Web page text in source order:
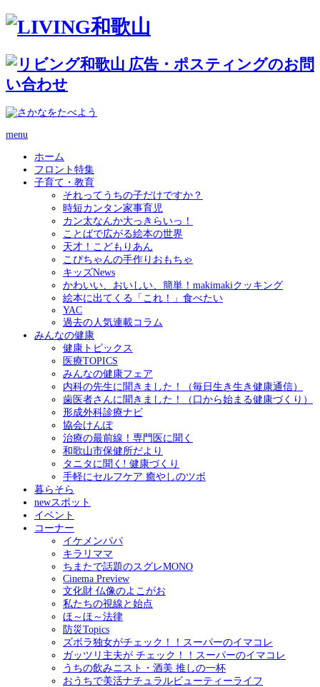
menu
ホーム
フロント特集
子育て・教育
それってうちの子だけですか？
時短カンタン家事育児
カン太なんか大っきらいっ！
ことばで広がる絵本の世界
天才！こどもりあん
こぴちゃんの手作りおもちゃ
キッズNews
かわいい、おいしい、簡単！makimakiクッキング
絵本に出てくる「これ！」食べたい
YAC
過去の人気連載コラム
みんなの健康
健康トピックス
医療TOPICS
みんなの健康フェア
内科の先生に聞きました！（毎日生き生き健康通信）
歯医者さんに聞きました！（口から始まる健康づくり）
形成外科診療ナビ
協会けんぽ
治療の最前線！専門医に聞く
和歌山市保健所だより
タニタに聞く! 健康づくり
手軽にセルフケア 癒やしのツボ
暮らそら
newスポット
イベント
コーナー
イケメンパパ
キラリママ
ちまたで話題のスグレMONO
Cinema Preview
文化財 仏像のよこがお
私たちの視線と始点
ほ～ほ～法律
防災Topics
ズボラ独女がチェック！！スーパーのイマコレ
ガッツリ主夫が チェック！！スーパーのイマコレ
うちの飲みニスト・酒美 推しの一杯
おうちで美活ナチュラルビューティーライフ